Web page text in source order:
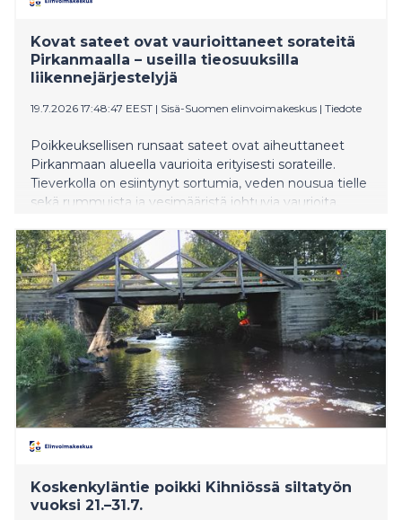
Kovat sateet ovat vaurioittaneet sorateitä
Pirkanmaalla – useilla tieosuuksilla
liikennejärjestelyjä
19.7.2026 17:48:47 EEST | Sisä-Suomen elinvoimakeskus | Tiedote
Poikkeuksellisen runsaat sateet ovat aiheuttaneet
Pirkanmaan alueella vaurioita erityisesti sorateille.
Tieverkolla on esiintynyt sortumia, veden nousua tielle
sekä rummuista ja vesimääristä johtuvia vaurioita,
jouduttu rajoittamaan tai sulkemaan turvallisuussyistä.
Koskenkyläntie poikki Kihniössä siltatyön
vuoksi 21.–31.7.